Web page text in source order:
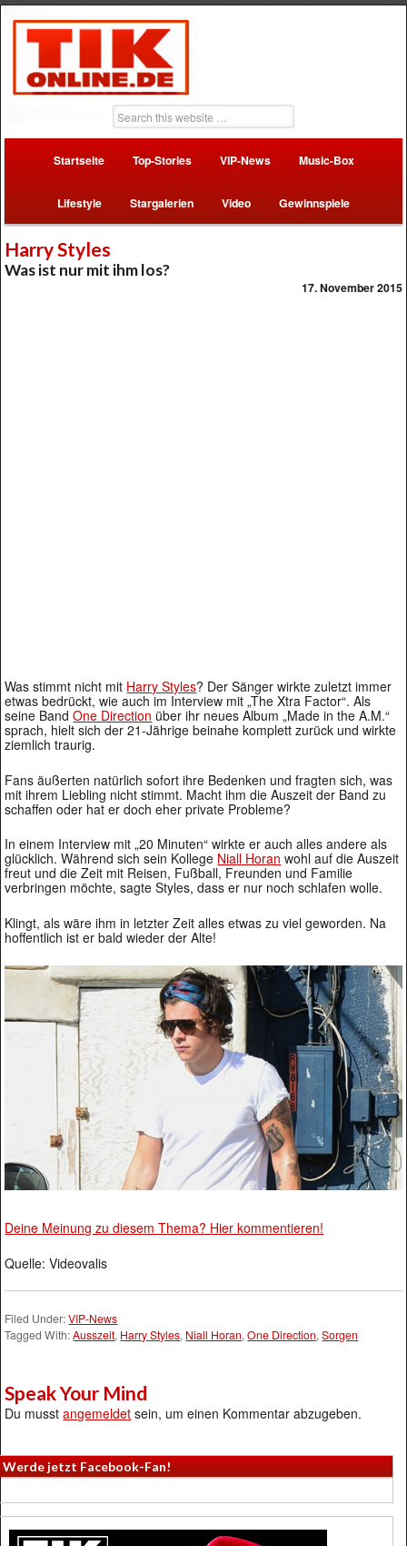
Startseite Top-Stories VIP-News Music-Box
Lifestyle Stargalerien Video Gewinnspiele
Harry Styles
Was ist nur mit ihm los?
17. November 2015
Was stimmt nicht mit Harry Styles? Der Sänger wirkte zuletzt immer
etwas bedrückt, wie auch im Interview mit „The Xtra Factor“. Als
seine BandOne Direction über ihr neues Album „Made in the A.M.“
sprach, hielt sich der 21-Jährige beinahe komplett zurück und wirkte
ziemlich traurig.
Fans äußerten natürlich sofort ihre Bedenken und fragten sich, was
mit ihrem Liebling nicht stimmt. Macht ihm die Auszeit der Band zu
schaffen oder hat er doch eher private Probleme?
In einem Interview mit „20 Minuten“ wirkte er auch alles andere als
glücklich. Während sich sein Kollege Niall Horan wohl auf die Auszeit
freut und die Zeit mit Reisen, Fußball, Freunden und Familie
verbringen möchte, sagte Styles, dass er nur noch schlafen wolle.
Klingt, als wäre ihm in letzter Zeit alles etwas zu viel geworden. Na
hoffentlich ist er bald wieder der Alte!
Deine Meinung zu diesem Thema? Hier kommentieren!
Quelle: Videovalis
Filed Under:VIP-News
Tagged With:Ausszeit, Harry Styles, Niall Horan,One Direction,Sorgen
Speak Your Mind
Du musstangemeldet sein, um einen Kommentar abzugeben.
Werde jetzt Facebook-Fan!